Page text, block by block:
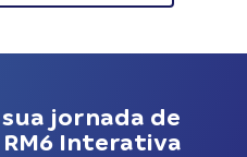
jornada de
RM6 Interativa